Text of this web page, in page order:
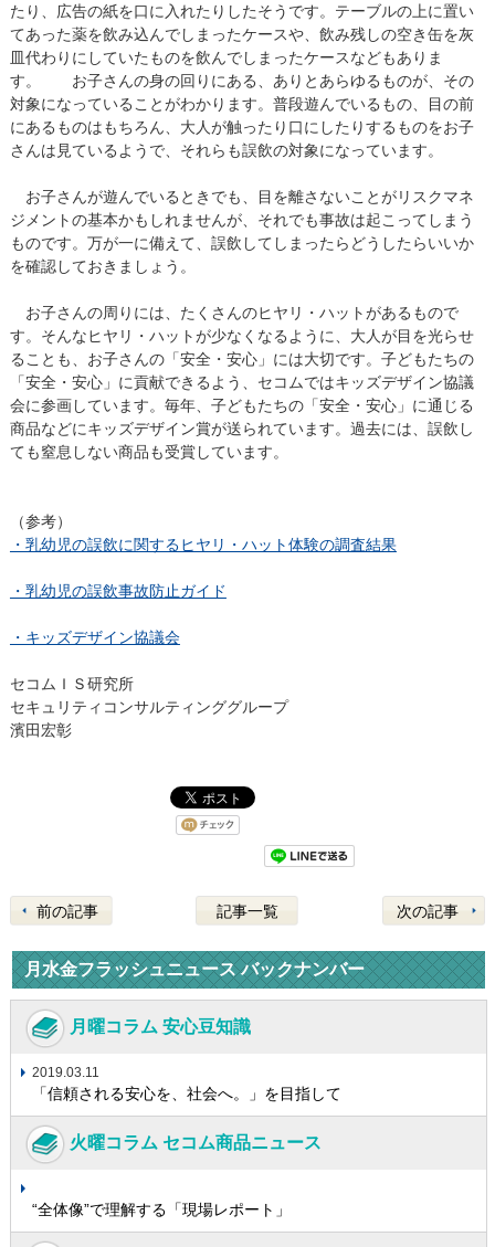
たり、広告の紙を口に入れたりしたそうです。テーブルの上に置い
てあった薬を飲み込んでしまったケースや、飲み残しの空き缶を灰
皿代わりにしていたものを飲んでしまったケースなどもありま
す。 お子さんの身の回りにある、ありとあらゆるものが、その
対象になっていることがわかります。普段遊んでいるもの、目の前
にあるものはもちろん、大人が触ったり口にしたりするものをお子
さんは見ているようで、それらも誤飲の対象になっています。
お子さんが遊んでいるときでも、目を離さないことがリスクマネ
ジメントの基本かもしれませんが、それでも事故は起こってしまう
ものです。万が一に備えて、誤飲してしまったらどうしたらいいか
を確認しておきましょう。
お子さんの周りには、たくさんのヒヤリ・ハットがあるもので
す。そんなヒヤリ・ハットが少なくなるように、大人が目を光らせ
ることも、お子さんの「安全・安心」には大切です。子どもたちの
「安全・安心」に貢献できるよう、セコムではキッズデザイン協議
会に参画しています。毎年、子どもたちの「安全・安心」に通じる
商品などにキッズデザイン賞が送られています。過去には、誤飲し
ても窒息しない商品も受賞しています。
（参考）
・乳幼児の誤飲に関するヒヤリ・ハット体験の調査結果
・乳幼児の誤飲事故防止ガイド
・キッズデザイン協議会
セコムＩＳ研究所
セキュリティコンサルティンググループ
濱田宏彰
前の記事 記事一覧 次の記事
月水金フラッシュニュース バックナンバー
月曜コラム 安心豆知識
2019.03.11
「信頼される安心を、社会へ。」を目指して
火曜コラム セコム商品ニュース
“全体像”で理解する「現場レポート」